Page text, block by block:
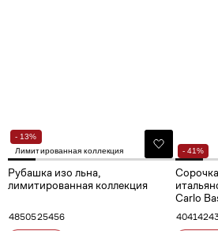
- 13%
Лимитированная коллекция
Рубашка изо льна,
лимитированная коллекция
4850525456
- 41%
Carlo
404142